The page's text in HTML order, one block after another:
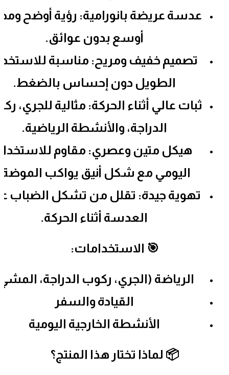
عدسة عريضة بانورامية: رؤية أوضح
أوسع بدون عوائق.
تصميم خفيف ومريح: مناسبة
الطويل دون إحساس بالضغط.
ثبات عالي أثناء الحركة: مثالية للجري،
الدراجة، والأنشطة الرياضية.
هيكل متين وعصري: مقاوم
اليومي مع شكل أنيق يواكب الموضة.
تهوية جيدة: تقلل من تشكل الضباب
العدسة أثناء الحركة.
🎯 الاستخدامات:
الرياضة (الجري، ركوب الدراجة،
القيادة والسفر
الأنشطة الخارجية اليومية
📦 لماذا تختار هذا المنتج؟